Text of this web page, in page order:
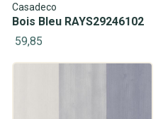
Casadeco
Bois Bleu RAYS29246102
59,85